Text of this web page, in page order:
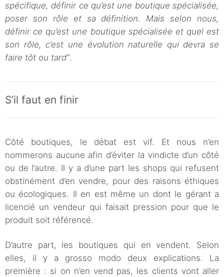
spécifique, définir ce qu’est une boutique spécialisée,
poser son rôle et sa définition. Mais selon nous,
définir ce qu’est une boutique spécialisée et quel est
son rôle, c’est une évolution naturelle qui devra se
faire tôt ou tard”.
S’il faut en finir
Côté boutiques, le débat est vif. Et nous n’en
nommerons aucune afin d’éviter la vindicte d’un côté
ou de l’autre. Il y a d’une part les shops qui refusent
obstinément d’en vendre, pour des raisons éthiques
ou écologiques. Il en est même un dont le gérant a
licencié un vendeur qui faisait pression pour que le
produit soit référencé.
D’autre part, les boutiques qui en vendent. Selon
elles, il y a grosso modo deux explications. La
première : si on n’en vend pas, les clients vont aller